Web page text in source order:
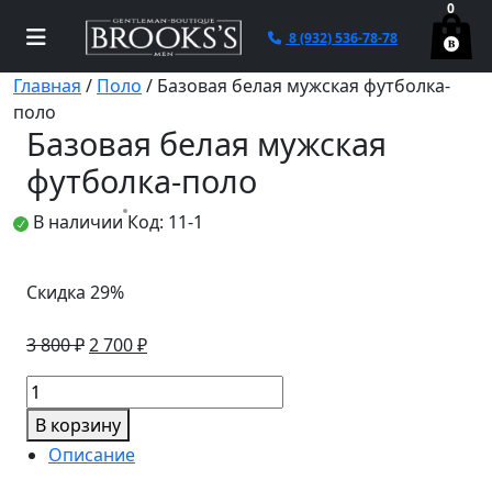
8 (932) 536-78-78
0
Главная / Поло / Базовая белая мужская футболка-
поло
Базовая белая мужская
футболка-поло
В наличии Код: 11-1
Скидка 29%
3 800₽ Первоначальная
цена
3
800 ₽.
2 700₽Текущая
цена:
Количество
товара
Базовая
белая
В корзину
Описание